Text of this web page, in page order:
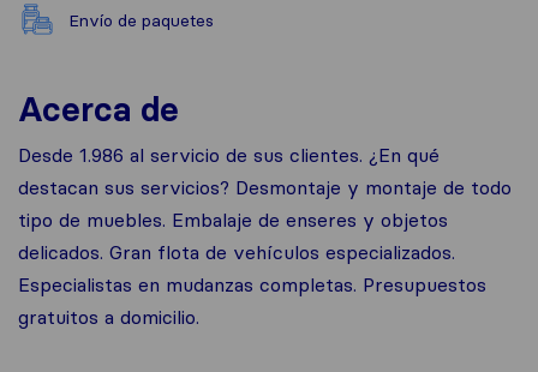
Envío de paquetes
Acerca de
Desde 1.986 al servicio de sus clientes. ¿En qué
destacan sus servicios? Desmontaje y montaje de todo
tipo de muebles. Embalaje de enseres y objetos
delicados. Gran flota de vehículos especializados.
Especialistas en mudanzas completas. Presupuestos
gratuitos a domicilio.